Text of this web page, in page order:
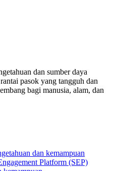
dan sumber daya
pasok yang tangguh dan
bagi manusia, alam, dan
dan kemampuan
Platform (SEP)